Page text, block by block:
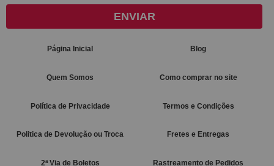
ENVIAR
Página Inicial Blog
Quem Somos Como comprar no site
Política de Privacidade Termos e Condições
Politica de Devolução ou Troca Fretes e Entregas
2ª Via de Boletos Rastreamento de Pedidos